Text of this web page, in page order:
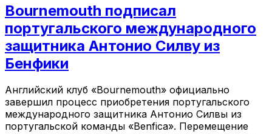
Bournemouth подписал
португальского международного
защитника Антонио Силву из
Бенфики
Английский клуб «Bournemouth» официально
завершил процесс приобретения португальского
международного защитника Антонио Силвы из
португальской команды «Benfica». Перемещение